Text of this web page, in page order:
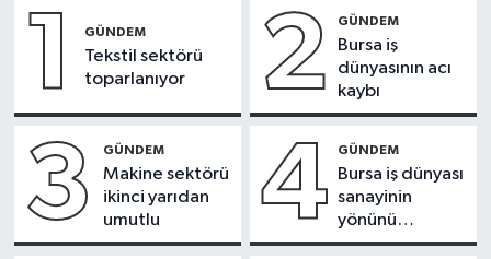
1 GÜNDEM
Tekstil sektörü
toparlanıyor
2 GÜNDEM
Bursa iş
dünyasının acı
kaybı
3 GÜNDEM
Makine sektörü
ikinci yarıdan
umutlu
4 GÜNDEM
Bursa iş dünyası
sanayinin
yönünü
belirliyor